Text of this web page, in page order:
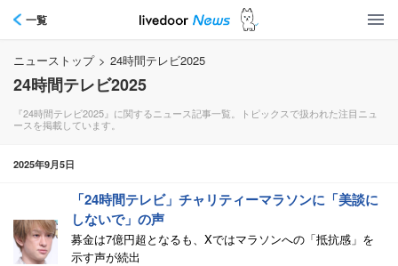
一覧
ニューストップ > 24時間テレビ2025
24時間テレビ2025
『24時間テレビ2025』に関するニュース記事一覧。トピックスで扱われた注目ニュ
ースを掲載しています。
2025年9月5日
「24時間テレビ」チャリティーマラソンに「美談に
しないで」の声
募金は7億円超となるも、Xではマラソンへの「抵抗感」を
示す声が続出